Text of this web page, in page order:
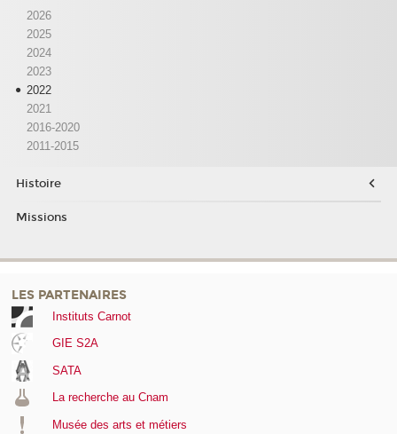
2026
2025
2024
2023
2022
2021
2016-2020
2011-2015
Histoire
Missions
LES PARTENAIRES
Instituts Carnot
GIE S2A
SATA
La recherche au Cnam
Musée des arts et métiers